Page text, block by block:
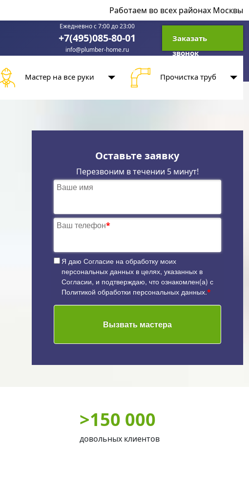
Работаем во всех районах Москвы
Ежедневно с 7:00 до 23:00
+7(495)085-80-01
info@plumber-home.ru
Заказать
звонок
Мастер на все руки Прочистка труб
Оставьте заявку
Перезвоним в течении 5 минут!
Ваше имя
Ваш телефон*
Я даю Согласие на обработку моих
персональных данныхв целях, указанных в
Согласии, и подтверждаю, что ознакомлен(а) с
Политикой обработки персональных данных.*
Вызвать мастера
>150 000
довольных клиентов